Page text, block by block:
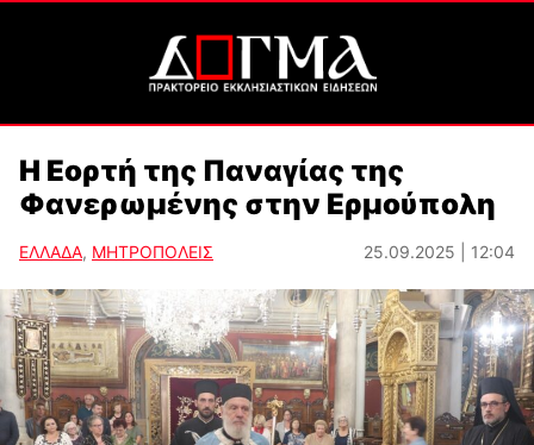
Η Εορτή της Παναγίας της
Φανερωμένης στην Ερμούπολη
ΕΛΛΑΔΑ, ΜΗΤΡΟΠΟΛΕΙΣ 25.09.2025 | 12:04